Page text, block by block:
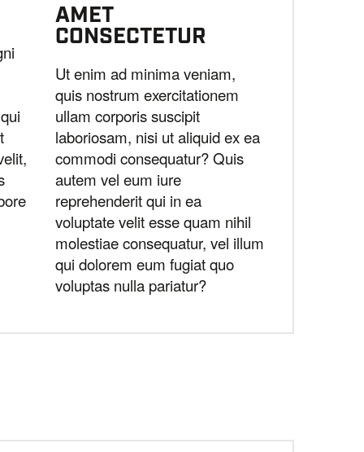
AMET
CONSECTETUR
Ut enim ad minima veniam,
quis nostrum exercitationem
ullam corporis suscipit
laboriosam, nisi ut aliquid ex ea
commodi consequatur? Quis
autem vel eum iure
reprehenderit qui in ea
voluptate velit esse quam nihil
molestiae consequatur, vel illum
qui dolorem eum fugiat quo
voluptas nulla pariatur?